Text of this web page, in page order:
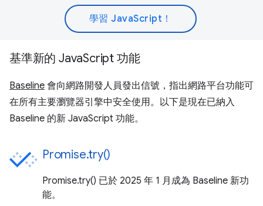
學習 JavaScript！
基準新的 JavaScript 功能
Baseline 會向網路開發人員發出信號，指出網路平台功能可
在所有主要瀏覽器引擎中安全使用。以下是現在已納入
Baseline 的新 JavaScript 功能。
Promise.try()
Promise.try() 已於 2025 年 1 月成為 Baseline 新功
能。